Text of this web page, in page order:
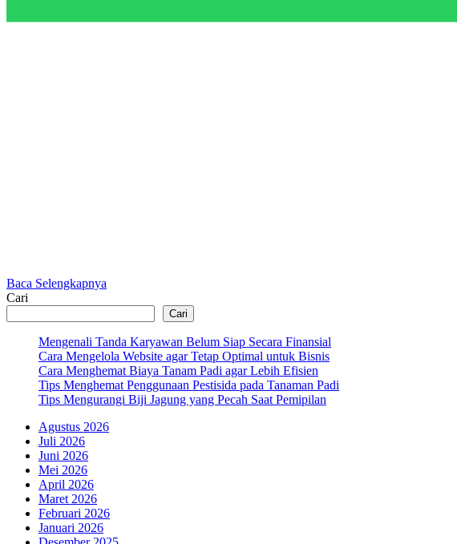
Baca Selengkapnya
Cari
Cari
Mengenali Tanda Karyawan Belum Siap Secara Finansial
Cara Mengelola Website agar Tetap Optimal untuk Bisnis
Cara Menghemat Biaya Tanam Padi agar Lebih Efisien
Tips Menghemat Penggunaan Pestisida pada Tanaman Padi
Tips Mengurangi Biji Jagung yang Pecah Saat Pemipilan
Agustus 2026
Juli 2026
Juni 2026
Mei 2026
April 2026
Maret 2026
Februari 2026
Januari 2026